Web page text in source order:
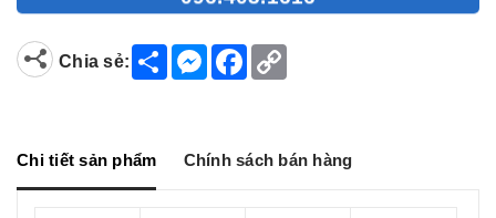
096.403.1616
Chia sẻ:
S
h
M
e
g
F
a
o
n
Chi tiết sản phẩm Chính sách bán hàng